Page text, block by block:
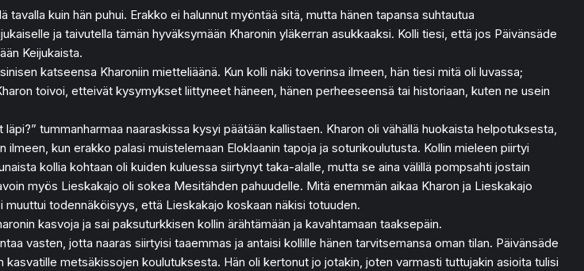
kuin hän puhui. Erakko ei halunnut myöntää sitä, mutta hänen tapansa suhtautua
ja taivutella tämän hyväksymään Kharonin yläkerran asukkaaksi. Kolli tiesi, että jos Päivänsäde
Keijukaista.
katseensa Kharoniin mietteliäänä. Kun kolli näki toverinsa ilmeen, hän tiesi mitä oli luvassa;
toivoi, etteivät kysymykset liittyneet häneen, hänen perheeseensä tai historiaan, kuten ne usein
tummanharmaa naaraskissa kysyi päätään kallistaen. Kharon oli vähällä huokaista helpotuksesta,
kun erakko palasi muistelemaan Eloklaanin tapoja ja soturikoulutusta. Kollin mieleen piirtyi
kollia kohtaan oli kuiden kuluessa siirtynyt taka-alalle, mutta se aina välillä pompsahti jostain
myös Lieskakajo oli sokea Mesitähden pahuudelle. Mitä enemmän aikaa Kharon ja Lieskakajo
todennäköisyys, että Lieskakajo koskaan näkisi totuuden.
kasvoja ja sai paksuturkkisen kollin ärähtämään ja kavahtamaan taaksepäin.
vasten, jotta naaras siirtyisi taaemmas ja antaisi kollille hänen tarvitsemansa oman tilan. Päivänsäde
metsäkissojen koulutuksesta. Hän oli kertonut jo jotakin, joten varmasti tuttujakin asioita tulisi